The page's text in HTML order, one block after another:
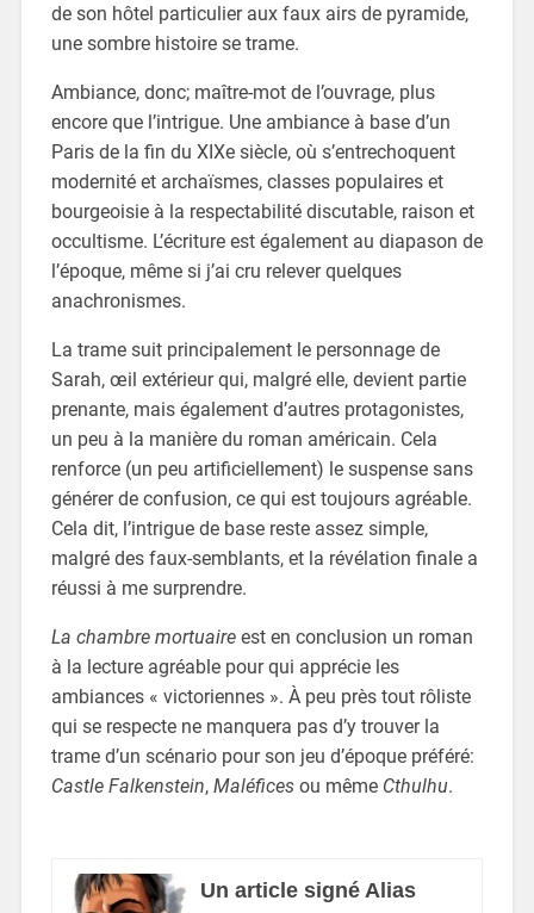
de son hôtel particulier aux faux airs de pyramide,
une sombre histoire se trame.
Ambiance, donc; maître-mot de l’ouvrage, plus
encore que l’intrigue. Une ambiance à base d’un
Paris de la fin du XIXe siècle, où s’entrechoquent
modernité et archaïsmes, classes populaires et
bourgeoisie à la respectabilité discutable, raison et
occultisme. L’écriture est également au diapason de
l’époque, même si j’ai cru relever quelques
anachronismes.
La trame suit principalement le personnage de
Sarah, œil extérieur qui, malgré elle, devient partie
prenante, mais également d’autres protagonistes,
un peu à la manière du roman américain. Cela
renforce (un peu artificiellement) le suspense sans
générer de confusion, ce qui est toujours agréable.
Cela dit, l’intrigue de base reste assez simple,
malgré des faux-semblants, et la révélation finale a
réussi à me surprendre.
La chambre mortuaireest en conclusion un roman
à la lecture agréable pour qui apprécie les
ambiances « victoriennes ». À peu près tout rôliste
qui se respecte ne manquera pas d’y trouver la
trame d’un scénario pour son jeu d’époque préféré:
Castle Falkenstein, Maléficesou même Cthulhu.
Un article signé Alias